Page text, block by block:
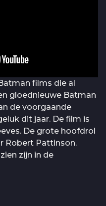
films die al
gloednieuwe Batman
de voorgaande
dit jaar. De film is
De grote hoofdrol
Robert Pattinson.
zijn in de